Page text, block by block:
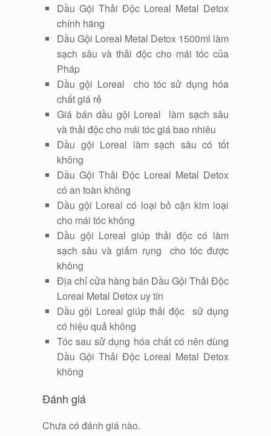
Dầu Gội Thải Độc Loreal Metal Detox
chính hãng
Dầu Gội Loreal Metal Detox 1500ml làm
sạch sâu và thải độc cho mái tóc của
Pháp
Dầu gội Loreal cho tóc sử dụng hóa
chất giá rẻ
Giá bán dầu gội Loreal làm sạch sâu
và thải độc cho mái tóc giá bao nhiêu
Dầu gội Loreal làm sạch sâu có tốt
không
Dầu Gội Thải Độc Loreal Metal Detox
có an toàn không
Dầu gội Loreal có loại bỏ cặn kim loại
cho mái tóc không
Dầu gội Loreal giúp thải độc có làm
sạch sâu và giảm rụng cho tóc được
không
Địa chỉ cửa hàng bán Dầu Gội Thải Độc
Loreal Metal Detox uy tín
Dầu gội Loreal giúp thải độc sử dụng
có hiệu quả không
Tóc sau sử dụng hóa chất có nên dùng
Dầu Gội Thải Độc Loreal Metal Detox
không
Đánh giá
Chưa có đánh giá nào.